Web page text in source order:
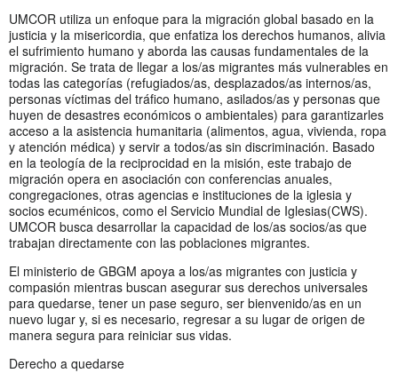
UMCOR utiliza un enfoque para la migración global basado en la
justicia y la misericordia, que enfatiza los derechos humanos, alivia
el sufrimiento humano y aborda las causas fundamentales de la
migración. Se trata de llegar a los/as migrantes más vulnerables en
todas las categorías (refugiados/as, desplazados/as internos/as,
personas víctimas del tráfico humano, asilados/as y personas que
huyen de desastres económicos o ambientales) para garantizarles
acceso a la asistencia humanitaria (alimentos, agua, vivienda, ropa
y atención médica) y servir a todos/as sin discriminación. Basado
en la teología de la reciprocidad en la misión, este trabajo de
migración opera en asociación con conferencias anuales,
congregaciones, otras agencias e instituciones de la iglesia y
socios ecuménicos, como el Servicio Mundial de Iglesias(CWS).
UMCOR busca desarrollar la capacidad de los/as socios/as que
trabajan directamente con las poblaciones migrantes.
El ministerio de GBGM apoya a los/as migrantes con justicia y
compasión mientras buscan asegurar sus derechos universales
para quedarse, tener un pase seguro, ser bienvenido/as en un
nuevo lugar y, si es necesario, regresar a su lugar de origen de
manera segura para reiniciar sus vidas.
Derecho a quedarse